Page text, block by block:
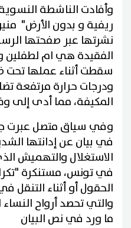
وأفادت الناشطة
ريفية و بدون الأرض"
نشرتها عبر صفحتها
الفقيدة هي ام لطفلين و
سقطت أثناء عملها
ودرجات حرارة مرتفعة
المكيفة، مما أدى إلى
وفي سياق متصل عبرت
في بيان عن إدانتها
الاستغلال والتهميش
في تونس، مستنكرة
الحقول أو أثناء التنقل
والتي تحصد أرواح
ما ورد في نص البيان